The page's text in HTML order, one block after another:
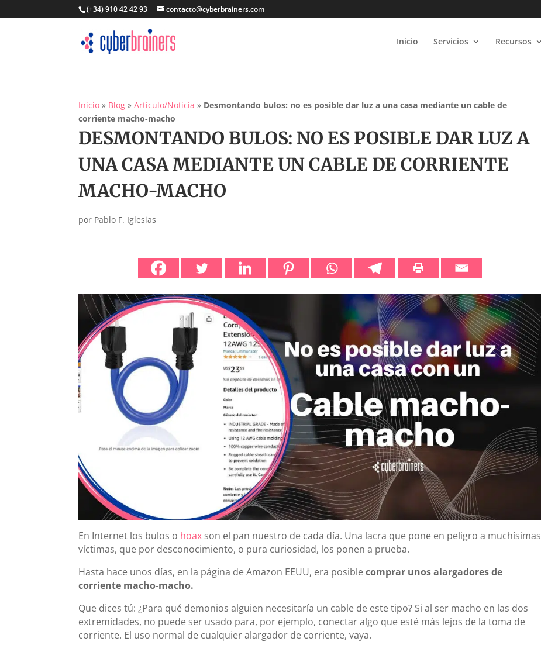
(+34) 910 42 42 93 contacto@cyberbrainers.com
Inicio Servicios Recursos
Inicio » Blog »Artículo/Noticia » Desmontando bulos: no es posible dar luz a una casa mediante un cable de
corriente macho-macho
DESMONTANDO BULOS: NO ES POSIBLE DAR LUZ A
UNA CASA MEDIANTE UN CABLE DE CORRIENTE
MACHO-MACHO
por Pablo F. Iglesias
En Internet los bulos o hoax son el pan nuestro de cada día. Una lacra que pone en peligro a muchísimas
víctimas, que por desconocimiento, o pura curiosidad, los ponen a prueba.
Hasta hace unos días, en la página de Amazon EEUU, era posiblecomprar unos alargadores de
corriente macho-macho.
Que dices tú: ¿Para qué demonios alguien necesitaría un cable de este tipo? Si al ser macho en las dos
extremidades, no puede ser usado para, por ejemplo, conectar algo que esté más lejos de la toma de
corriente. El uso normal de cualquier alargador de corriente, vaya.